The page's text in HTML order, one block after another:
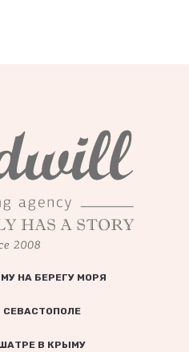
НА БЕРЕГУ МОРЯ
СЕВАСТОПОЛЕ
В КРЫМУ